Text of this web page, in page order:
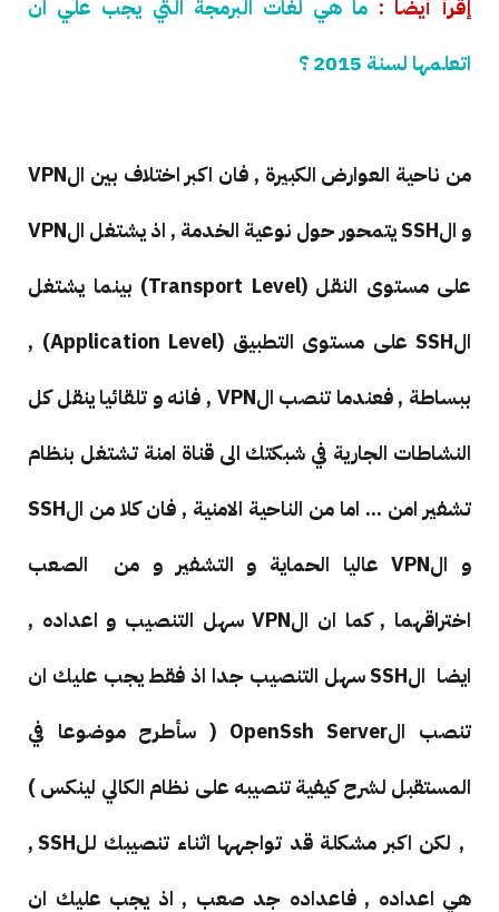
إقرأ أيضا : ما هي لغات البرمجة التي يجب علي ان
اتعلمها لسنة 2015 ؟
من ناحية العوارض الكبيرة , فان اكبر اختلاف بين الVPN
و الSSH يتمحور حول نوعية الخدمة , اذ يشتغل الVPN
على مستوى النقل (Transport Level) بينما يشتغل
الSSH على مستوى التطبيق (Application Level) ,
ببساطة , فعندما تنصب الVPN , فانه و تلقائيا ينقل كل
النشاطات الجارية في شبكتك الى قناة امنة تشتغل بنظام
تشفير امن ... اما من الناحية الامنية , فان كلا من الSSH
و الVPN عاليا الحماية و التشفير و من الصعب
اختراقهما , كما ان الVPN سهل التنصيب و اعداده ,
ايضا الSSH سهل التنصيب جدا اذ فقط يجب عليك ان
تنصب الOpenSsh Server ( سأطرح موضوعا في
المستقبل لشرح كيفية تنصيبه على نظام الكالي لينكس )
, لكن اكبر مشكلة قد تواجهها اثناء تنصيبك للSSH ,
هي اعداده , فاعداده جد صعب , اذ يجب عليك ان